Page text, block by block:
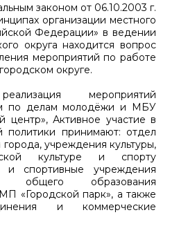
законом от 06.10.2003 г.
организации местного
Федерации» в ведении
округа находится вопрос
мероприятий по работе
округе.
мероприятий
по делам молодёжи и МБУ
центр», Активное участие в
политики принимают: отдел
учреждения культуры,
культуре и спорту
и спортивные учреждения
общего образования
«Городской парк», а также
и коммерческие